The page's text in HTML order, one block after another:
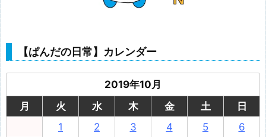
【ぱんだの日常】カレンダー
2019年10月
月
火 水 木 金 土
日
1
2 3 4 5
6